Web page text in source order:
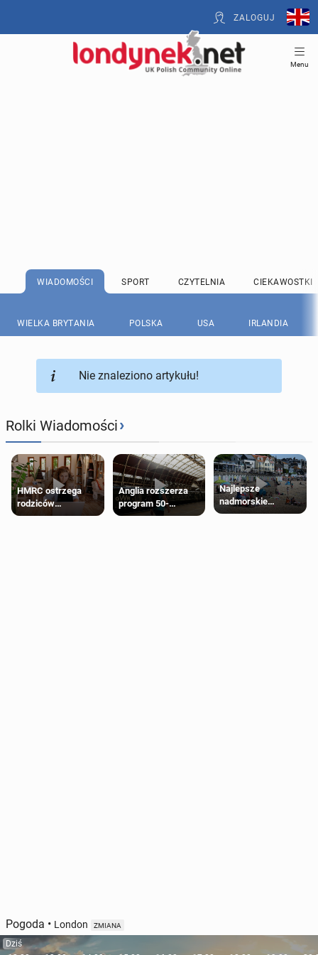
ZALOGUJ
Menu
WIADOMOŚCI SPORT CZYTELNIA CIEKAWOSTKI
WIELKA BRYTANIA POLSKA USA IRLANDIA
Nie znaleziono artykułu!
Rolki Wiadomości›
HMRC ostrzega
rodziców
pobierających Child
Anglia rozszerza
program 50-
procentowych
Najlepsze
nadmorskie
miasteczko blisko
Pogoda • London ZMIANA
Dziś